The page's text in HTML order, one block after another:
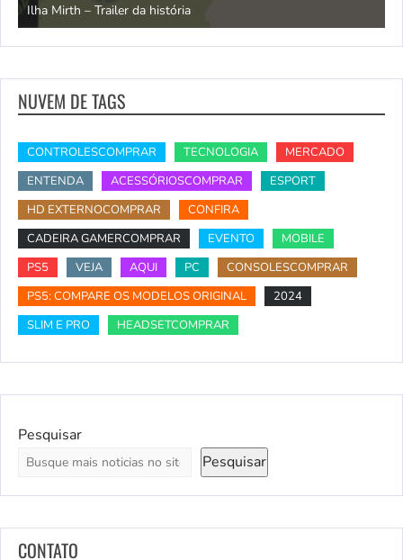
Ilha Mirth – Trailer da história
NUVEM DE TAGS
CONTROLESCOMPRAR TECNOLOGIA
MERCADO
ENTENDA
ACESSÓRIOSCOMPRAR
ESPORT
HD EXTERNOCOMPRAR
CONFIRA
CADEIRA GAMERCOMPRAR
EVENTO
MOBILE
PS5
VEJA AQUI PC
CONSOLESCOMPRAR
PS5: COMPARE OS MODELOS ORIGINAL
2024
SLIM E PRO
HEADSETCOMPRAR
Pesquisar
Pesquisar
CONTATO